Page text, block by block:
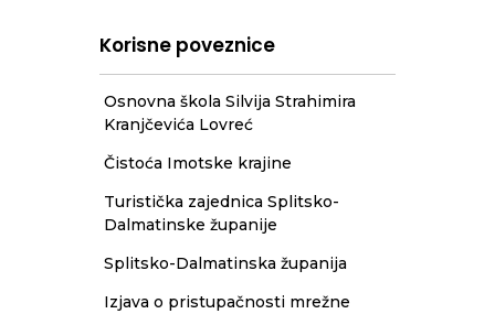
Korisne poveznice
Osnovna škola Silvija Strahimira
Kranjčevića Lovreć
Čistoća Imotske krajine
Turistička zajednica Splitsko-
Dalmatinske županije
Splitsko-Dalmatinska županija
Izjava o pristupačnosti mrežne